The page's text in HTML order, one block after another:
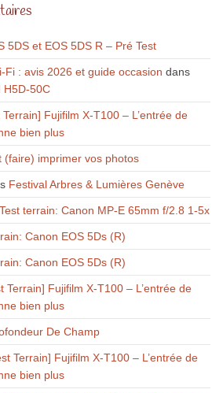
5DS et EOS 5DS R – Pré Test
Fi : avis 2026 et guide occasion dans
H5D-50C
Terrain] Fujifilm X-T100 – L’entrée de
bien plus
(faire) imprimer vos photos
Festival Arbres & Lumières Genève
Test terrain: Canon MP-E 65mm f/2.8 1-5x
Canon EOS 5Ds (R)
Canon EOS 5Ds (R)
Terrain] Fujifilm X-T100 – L’entrée de
bien plus
De Champ
Terrain] Fujifilm X-T100 – L’entrée de
bien plus